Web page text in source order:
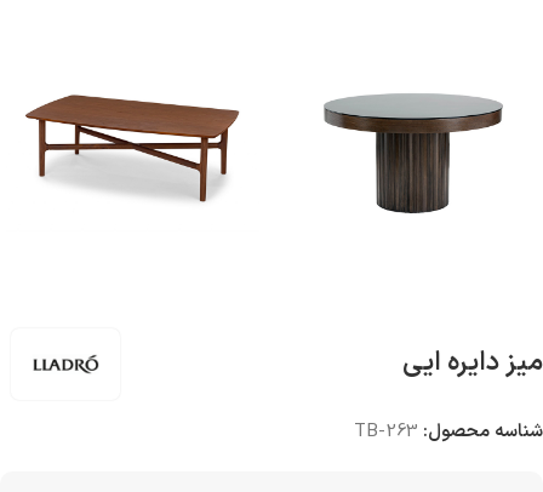
میز دایره ایی
شناسه محصول: TB-263